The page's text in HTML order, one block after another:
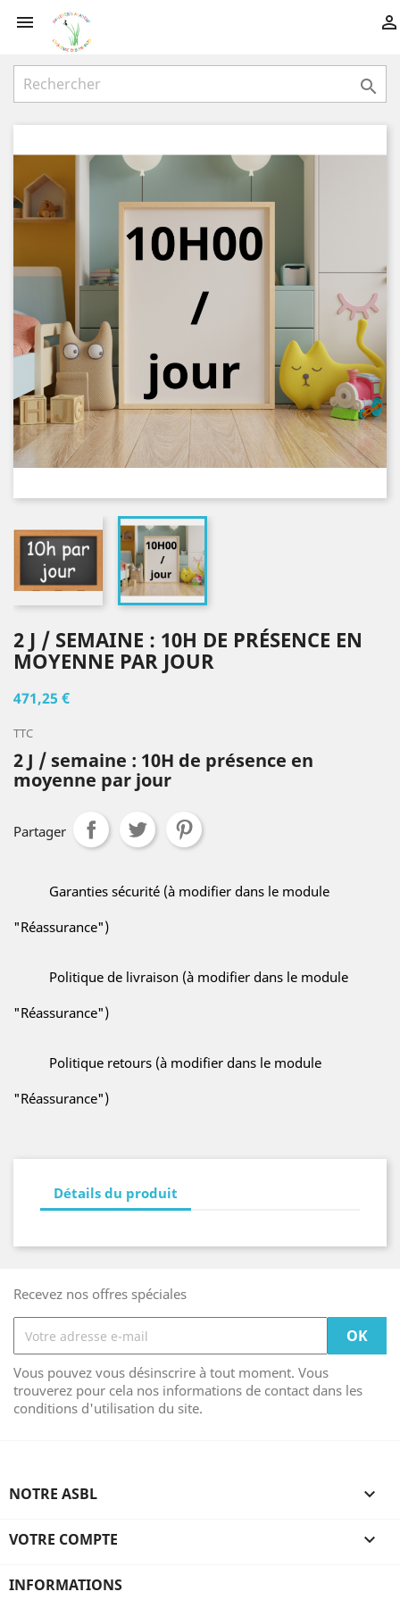
 

2 J / SEMAINE : 10H DE PRÉSENCE EN
MOYENNE PAR JOUR
471,25 €
TTC
2 J / semaine : 10H de présence en
moyenne par jour
Partager
Garanties sécurité (à modifier dans le module
"Réassurance")
Politique de livraison (à modifier dans le module
"Réassurance")
Politique retours (à modifier dans le module
"Réassurance")
Détails du produit
Recevez nos offres spéciales
Vous pouvez vous désinscrire à tout moment. Vous
trouverez pour cela nos informations de contact dans les
conditions d'utilisation du site.
NOTRE ASBL 
VOTRE COMPTE 
INFORMATIONS